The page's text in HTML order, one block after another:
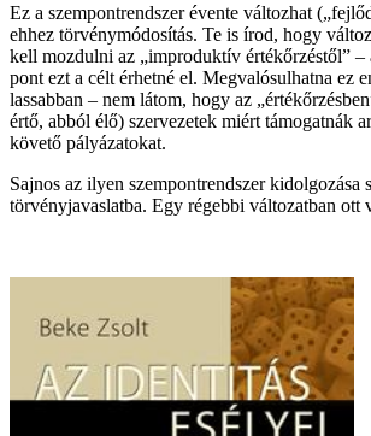
Ez a szempontrendszer évente változhat
ehhez törvénymódosítás. Te is írod, hogy
kell mozdulni az „improduktív értékőrzéstől” –
pont ezt a célt érhetné el. Megvalósulhatna ez
lassabban – nem látom, hogy az
értő, abból élő) szervezetek miért támogatnák
követő pályázatokat.
Sajnos az ilyen szempontrendszer kidolgozása
törvényjavaslatba. Egy régebbi változatban ott